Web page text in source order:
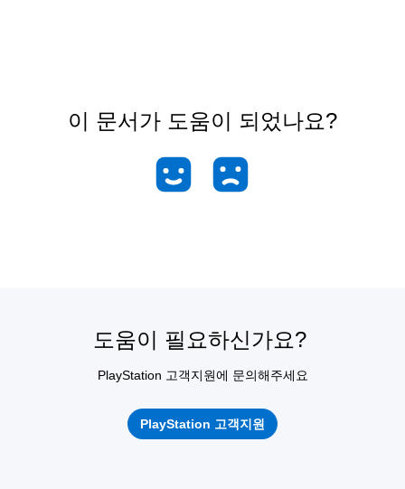
이 문서가 도움이 되었나요?
도움이 필요하신가요?
PlayStation 고객지원에 문의해주세요
PlayStation 고객지원